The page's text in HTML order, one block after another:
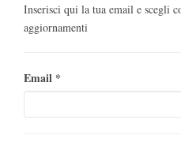
Inserisci qui la tua email e scegli
aggiornamenti
Email *